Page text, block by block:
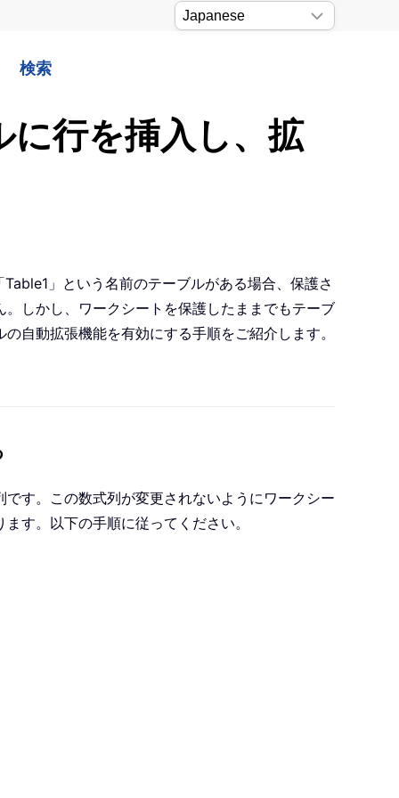
検索
行を挿入し、拡
」という名前のテーブルがある場合、保護さ
しかし、ワークシートを保護したままでもテーブ
自動拡張機能を有効にする手順をご紹介します。
す。この数式列が変更されないようにワークシー
す。以下の手順に従ってください。